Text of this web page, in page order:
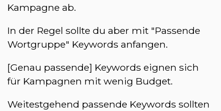
Kampagne ab.
In der Regel sollte du aber mit "Passende
Wortgruppe" Keywords anfangen.
[Genau passende] Keywords eignen sich
für Kampagnen mit wenig Budget.
Weitestgehend passende Keywords sollten